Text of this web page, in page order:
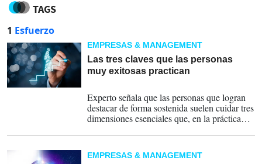
TAGS
1 Esfuerzo
EMPRESAS & MANAGEMENT
Las tres claves que las personas
muy exitosas practican
Experto señala que las personas que logran
destacar de forma sostenida suelen cuidar tres
dimensiones esenciales que, en la práctica
EMPRESAS & MANAGEMENT